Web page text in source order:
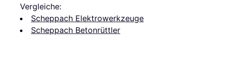
Vergleiche:
Scheppach Elektrowerkzeuge
Scheppach Betonrüttler